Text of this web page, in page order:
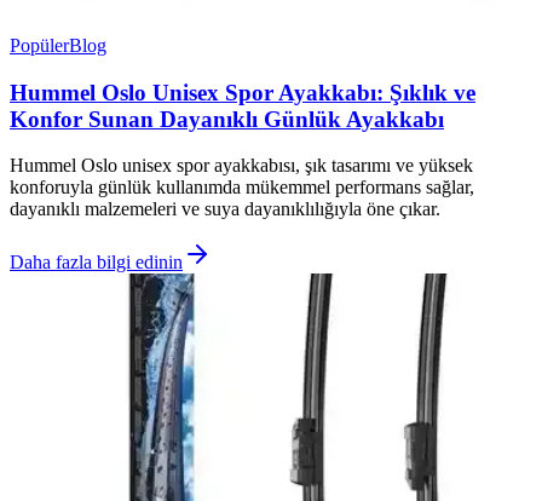
PopülerBlog
Hummel Oslo Unisex Spor Ayakkabı: Şıklık ve
Konfor Sunan Dayanıklı Günlük Ayakkabı
Hummel Oslo unisex spor ayakkabısı, şık tasarımı ve yüksek
konforuyla günlük kullanımda mükemmel performans sağlar,
dayanıklı malzemeleri ve suya dayanıklılığıyla öne çıkar.
Daha fazla bilgi edinin